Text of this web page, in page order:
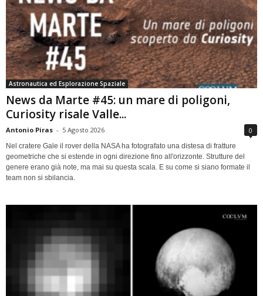
Astronautica ed Esplorazione Spaziale
News da Marte #45: un mare di poligoni,
Curiosity risale Valle...
Antonio Piras - 5 Agosto 2026 0
Nel cratere Gale il rover della NASA ha fotografato una distesa di fratture
geometriche che si estende in ogni direzione fino all'orizzonte. Strutture del
genere erano già note, ma mai su questa scala. E su come si siano formate il
team non si sbilancia.